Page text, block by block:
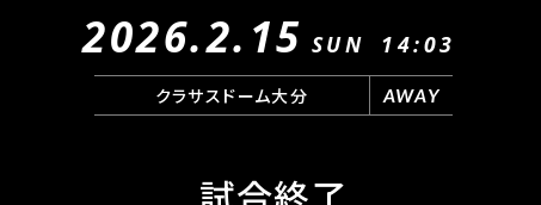
2026.2.15 SUN 14:03
クラサスドーム大分 AWAY